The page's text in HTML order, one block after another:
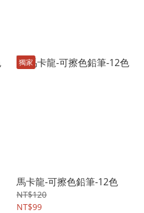
獨家
馬卡龍-可擦色鉛筆-12色
NT$120
NT$99